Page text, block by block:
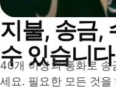
지불, 송금,
수 있습니다
40개 이상의 통화로 송
세요. 필요한 모든 것